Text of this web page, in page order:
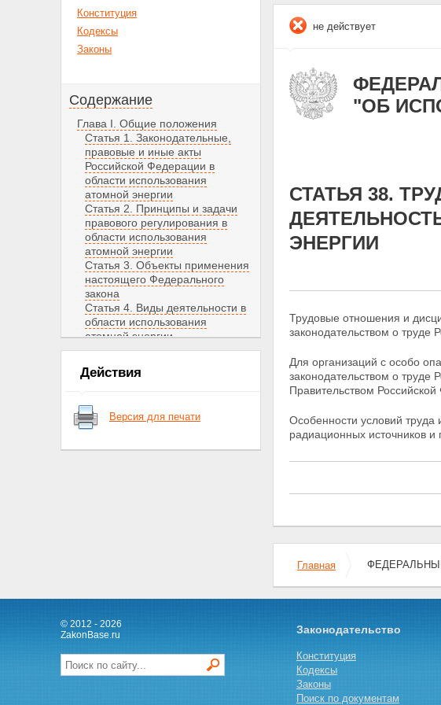
Конституция
Кодексы
Законы
Содержание
Глава I. Общие положения
Статья 1. Законодательные,
правовые и иные акты
Российской Федерации в
области использования
атомной энергии
Статья 2. Принципы и задачи
правового регулирования в
области использования
атомной энергии
Статья 3. Объекты применения
настоящего Федерального
закона
Статья 4. Виды деятельности в
области использования
атомной энергии
Статья 5. Собственность на
ядерные установки,
радиационные источники,
материалы и радиоактивные
вещества
и правила в области
самоуправления в области
использования атомной энергии
Президента Российской
Федерации в области
Действия
Версия для печати
не действует
"ОБ
СТАТЬЯ 38.
ЭНЕРГИИ
Трудовые отношения и
законодательством о труде
Для организаций с особо
законодательством о труде
Правительством Российской
Особенности условий труда
радиационных источников
Главная
© 2012 - 2026
ZakonBase.ru
Законодательство
Конституция
Кодексы
Законы
Поиск по документам